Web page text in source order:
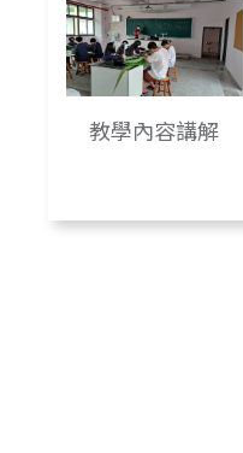
教學內容講解